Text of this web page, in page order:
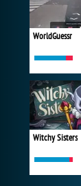
WorldGuessr
Witchy Sisters